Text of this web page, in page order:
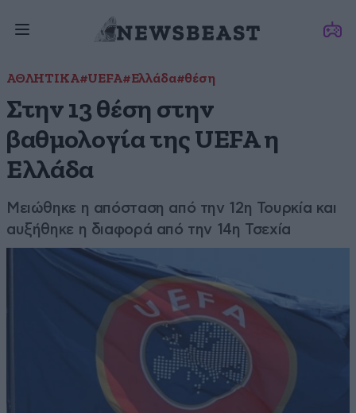
ΑΘΛΗΤΙΚΑ#UEFA#Ελλάδα#θέση
Στην 13 θέση στην
βαθμολογία της UEFA η
Ελλάδα
Μειώθηκε η απόσταση από την 12η Τουρκία και
αυξήθηκε η διαφορά από την 14η Τσεχία